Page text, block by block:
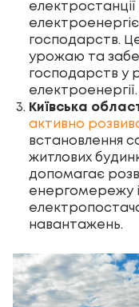
господарств.
урожаю та
господарств у
електроенергії.
Київська
активно
встановлення
житлових
допомагає
енергомережу і
навантажень.